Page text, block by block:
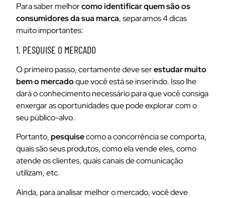
Para saber melhorcomo identificar quem são os
consumidores da sua marca, separamos 4 dicas
muito importantes:
1. PESQUISE O MERCADO
O primeiro passo, certamente deve serestudar muito
bem o mercadoque você está se inserindo. Isso lhe
dará o conhecimento necessário para que você consiga
enxergar as oportunidades que pode explorar com o
seu público-alvo.
Portanto,pesquisecomo a concorrência se comporta,
quais são seus produtos, como ela vende eles, como
atende os clientes, quais canais de comunicação
utilizam, etc.
Ainda, para analisar melhor o mercado, você deve